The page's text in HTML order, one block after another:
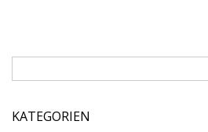
KATEGORIEN